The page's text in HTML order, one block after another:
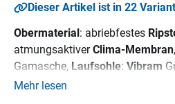
Dieser Artikel ist in 22
Obermaterial: abriebfestes
atmungsaktiverClima-Membran
Gamasche, Laufsohle: Vibram
Mittelsohle, Nylon-Einsatz zur
Mehr lesen